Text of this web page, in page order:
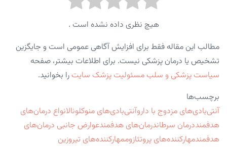
هیچ نظری داده نشده است .
مطالب این مقاله فقط برای افزایش آگاهی عمومی است و جایگزین
تشخیص یا درمان پزشکی نیست. برای اطلاعات بیشتر، صفحه
سیاست پزشکی و سلب مسئولیت پزشک سایت را بخوانید.
برچسب‌ها
آنتی‌بادی‌های مزدوج با داروآنتی‌بادی‌های منوکلونالانواع درمان‌های
هدفمنددرمان سرطاندرمان‌های هدفمندعوارض جانبی درمان‌های
هدفمندمهارکننده‌های پروتئازوممهارکننده‌های تیروزین